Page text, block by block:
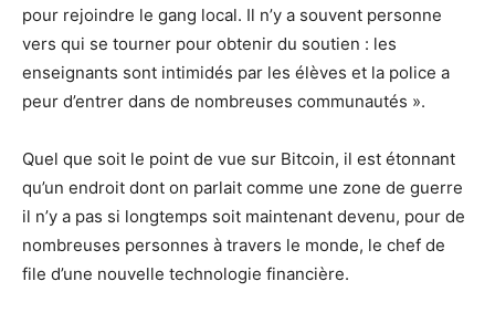
pour rejoindre le gang local. Il n’y a souvent personne
vers qui se tourner pour obtenir du soutien : les
enseignants sont intimidés par les élèves et la police a
peur d’entrer dans de nombreuses communautés ».
Quel que soit le point de vue sur Bitcoin, il est étonnant
qu’un endroit dont on parlait comme une zone de guerre
il n’y a pas si longtemps soit maintenant devenu, pour de
nombreuses personnes à travers le monde, le chef de
file d’une nouvelle technologie financière.